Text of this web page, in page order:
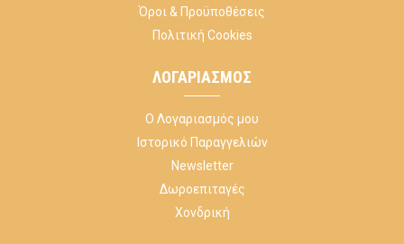
Όροι & Προϋποθέσεις
Πολιτική Cookies
ΛΟΓΑΡΙΑΣΜΌΣ
Ο Λογαριασμός μου
Ιστορικό Παραγγελιών
Newsletter
Δωροεπιταγές
Χονδρική